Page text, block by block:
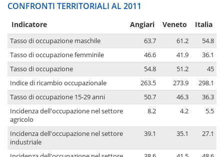
CONFRONTI TERRITORIALI AL 2011
Indicatore Angiari Veneto Italia
Tasso di occupazione maschile 63.7 61.2
54.8
Tasso di occupazione femminile
46.6 41.9
36.1
Tasso di occupazione
54.8 51.2
45
Indice di ricambio occupazionale
263.5 273.9
298.1
Tasso di occupazione 15-29 anni
50.7 46.3
36.3
Incidenza dell'occupazione nel settore
agricolo
8.2 4.2 5.5
Incidenza dell'occupazione nel settore
industriale
39.1 35.1 27.1